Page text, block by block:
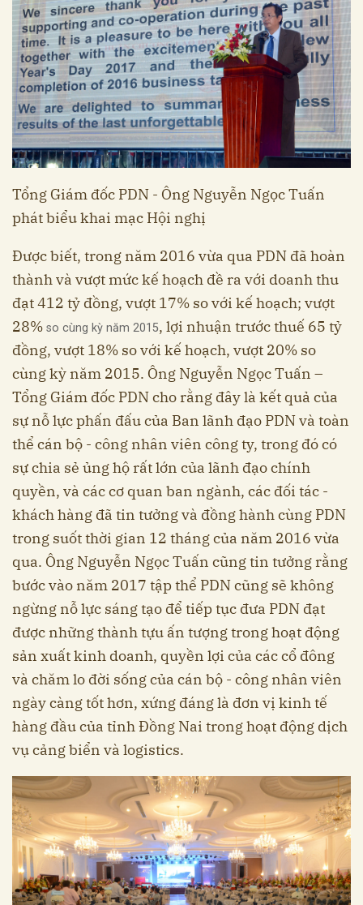
Tổng Giám đốc PDN - Ông Nguyễn Ngọc Tuấn
phát biểu khai mạc Hội nghị
Được biết, trong năm 2016 vừa qua PDN đã hoàn
thành và vượt mức kế hoạch đề ra với doanh thu
đạt 412 tỷ đồng, vượt 17% so với kế hoạch; vượt
28% so cùng kỳ năm 2015, lợi nhuận trước thuế 65 tỷ
đồng, vượt 18% so với kế hoạch, vượt 20% so
cùng kỳ năm 2015. Ông Nguyễn Ngọc Tuấn –
Tổng Giám đốc PDN cho rằng đây là kết quả của
sự nỗ lực phấn đấu của Ban lãnh đạo PDN và toàn
thể cán bộ - công nhân viên công ty, trong đó có
sự chia sẻ ủng hộ rất lớn của lãnh đạo chính
quyền, và các cơ quan ban ngành, các đối tác -
khách hàng đã tin tưởng và đồng hành cùng PDN
trong suốt thời gian 12 tháng của năm 2016 vừa
qua. Ông Nguyễn Ngọc Tuấn cũng tin tưởng rằng
bước vào năm 2017 tập thể PDN cũng sẽ không
ngừng nỗ lực sáng tạo để tiếp tục đưa PDN đạt
được những thành tựu ấn tượng trong hoạt động
sản xuất kinh doanh, quyền lợi của các cổ đông
và chăm lo đời sống của cán bộ - công nhân viên
ngày càng tốt hơn, xứng đáng là đơn vị kinh tế
hàng đầu của tỉnh Đồng Nai trong hoạt động dịch
vụ cảng biển và logistics.